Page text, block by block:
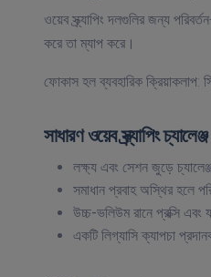
ওয়েব স্ক্র্যাপিং দলগুলির জন্য
করে তা ম্যাপ করে।
ফোকাস হল ব্যবহারিক ক্রিয়াকলাপ:
সাধারণ ওয়েব স্ক্র্যাপিং চ্যালেঞ্জ
লক্ষ্য এবং সেশন জুড়ে
সমাধান প্রবাহ অস্থির হলে
উচ্চ-ভলিউম রানে প্রক্সি এবং
একটি লিগ্যাসি ক্যাপচা